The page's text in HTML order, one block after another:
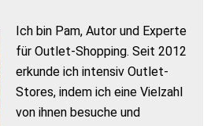
Ich bin Pam, Autor und Experte
für Outlet-Shopping. Seit 2012
erkunde ich intensiv Outlet-
Stores, indem ich eine Vielzahl
von ihnen besuche und